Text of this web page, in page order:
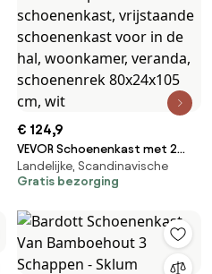
€ 124,9
VEVOR Schoenenkast met 2
deuren, kantelbeveiliging en
lades, ruimtebesparende
schoenenkast voor in de hal,
woonkamer, veranda,
schoenenrek 80x24x105 cm,
Landelijke, Scandinavische
Gratis bezorging